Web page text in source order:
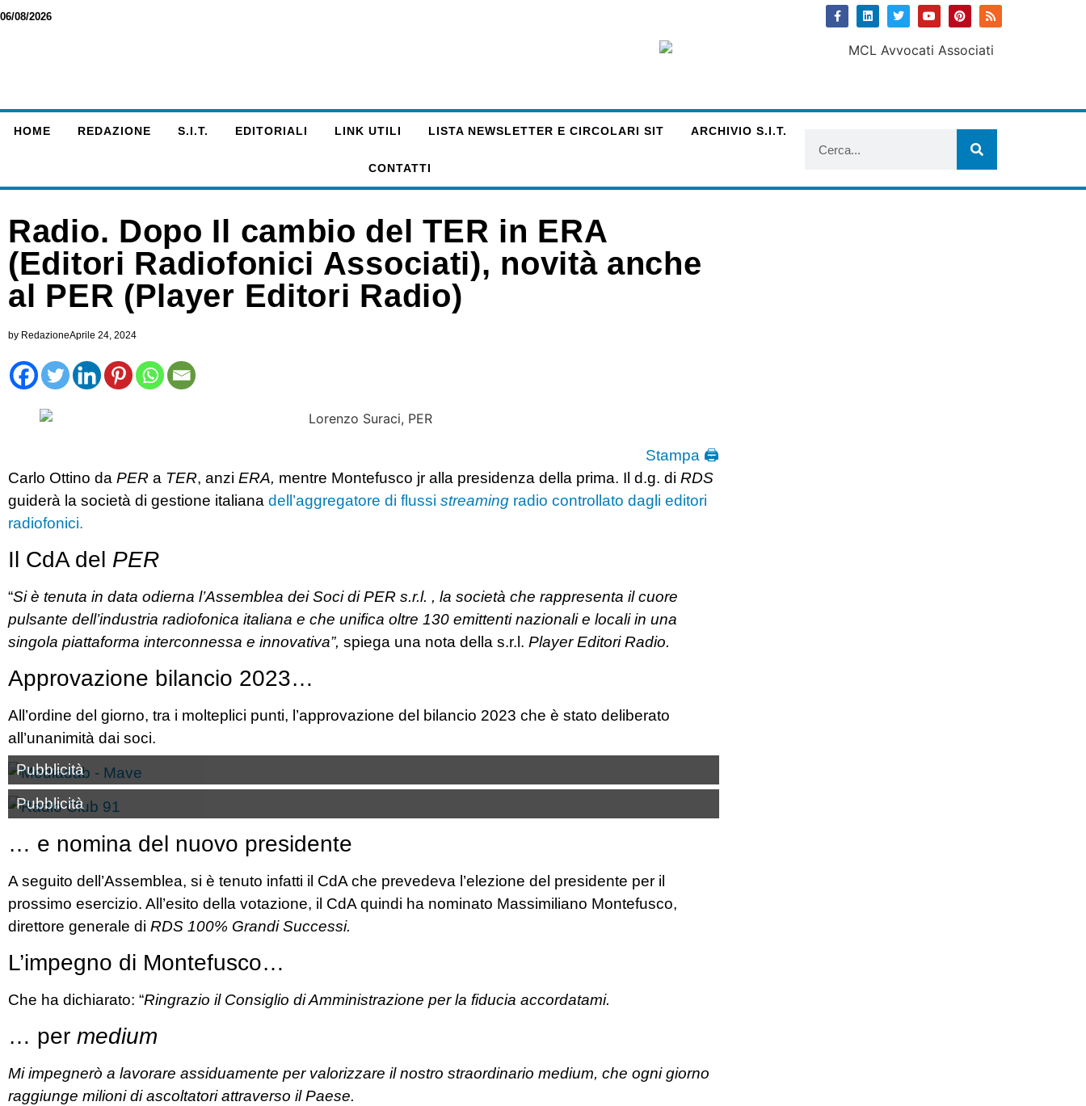
06/08/2026
HOME REDAZIONE S.I.T. EDITORIALI LINK UTILI LISTA NEWSLETTER E CIRCOLARI SIT ARCHIVIO S.I.T.
CONTATTI
Radio. Dopo Il cambio del TER in ERA
(Editori Radiofonici Associati), novità anche
al PER (Player Editori Radio)
by RedazioneAprile 24, 2024
Stampa 🖨
Carlo Ottino da PER a TER, anzi ERA, mentre Montefusco jr alla presidenza della prima. Il d.g. di RDS
guiderà la società di gestione italiana dell’aggregatore di flussi streaming radio controllato dagli editori
radiofonici.
Il CdA del PER
“Si è tenuta in data odierna l’Assemblea dei Soci di PER s.r.l. , la società che rappresenta il cuore
pulsante dell’industria radiofonica italiana e che unifica oltre 130 emittenti nazionali e locali in una
singola piattaforma interconnessa e innovativa”, spiega una nota della s.r.l. Player Editori Radio.
Approvazione bilancio 2023…
All’ordine del giorno, tra i molteplici punti, l’approvazione del bilancio 2023 che è stato deliberato
all’unanimità dai soci.
Pubblicità
Pubblicità
… e nomina del nuovo presidente
A seguito dell’Assemblea, si è tenuto infatti il CdA che prevedeva l’elezione del presidente per il
prossimo esercizio. All’esito della votazione, il CdA quindi ha nominato Massimiliano Montefusco,
direttore generale di RDS 100% Grandi Successi.
L’impegno di Montefusco…
Che ha dichiarato: “Ringrazio il Consiglio di Amministrazione per la fiducia accordatami.
… per medium
Mi impegnerò a lavorare assiduamente per valorizzare il nostro straordinario medium, che ogni giorno
raggiunge milioni di ascoltatori attraverso il Paese.